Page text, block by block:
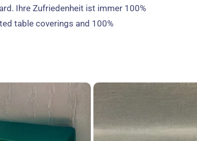
Ihre Zufriedenheit ist immer 100%
table coverings and 100%